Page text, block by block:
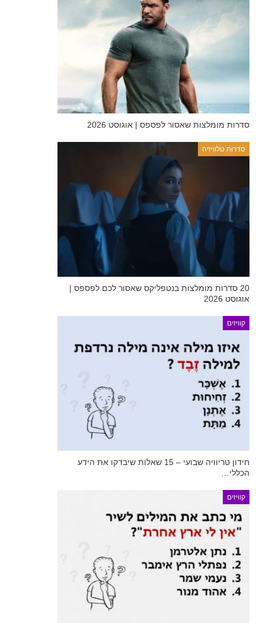
סדרות מומלצות שאסור לפספס | אוגוסט 2026
סדרות טלוויזיה
20 סדרות מומלצות בנטפליקס שאסור לכם לפספס |
אוגוסט 2026
קוויזים
חידון טריוויה שבועי – 15 שאלות שיבדקו את הידע
הכללי…
קוויזים